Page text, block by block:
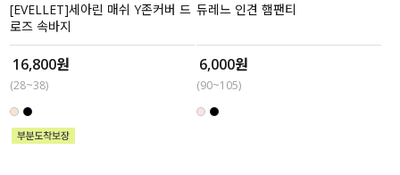
[EVELLET]세아린 매쉬 Y존커버 드
로즈 속바지
16,800원
(28~38)
듀레느 인견 햄팬티
6,000원
(90~105)